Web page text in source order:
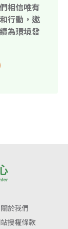
相信唯有
行動，邀
為環境發
關於我們
授權條款